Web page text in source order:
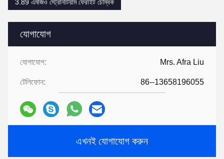
যোগাযোগ
যোগাযোগ: Mrs. Afra Liu
টেলিফোন: 86--13658196055
এখনই যোগাযোগ করুন
3.89 এমজিও স্ট্রোনটিয়াম ফেরাইট চৌম্বক